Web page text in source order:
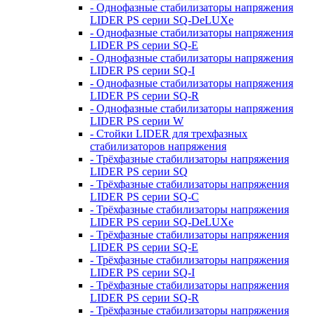
- Однофазные стабилизаторы напряжения
LIDER PS серии SQ-DeLUXe
- Однофазные стабилизаторы напряжения
LIDER PS серии SQ-E
- Однофазные стабилизаторы напряжения
LIDER PS серии SQ-I
- Однофазные стабилизаторы напряжения
LIDER PS серии SQ-R
- Однофазные стабилизаторы напряжения
LIDER PS серии W
- Стойки LIDER для трехфазных
стабилизаторов напряжения
- Трёхфазные стабилизаторы напряжения
LIDER PS серии SQ
- Трёхфазные стабилизаторы напряжения
LIDER PS серии SQ-C
- Трёхфазные стабилизаторы напряжения
LIDER PS серии SQ-DeLUXe
- Трёхфазные стабилизаторы напряжения
LIDER PS серии SQ-E
- Трёхфазные стабилизаторы напряжения
LIDER PS серии SQ-I
- Трёхфазные стабилизаторы напряжения
LIDER PS серии SQ-R
- Трёхфазные стабилизаторы напряжения